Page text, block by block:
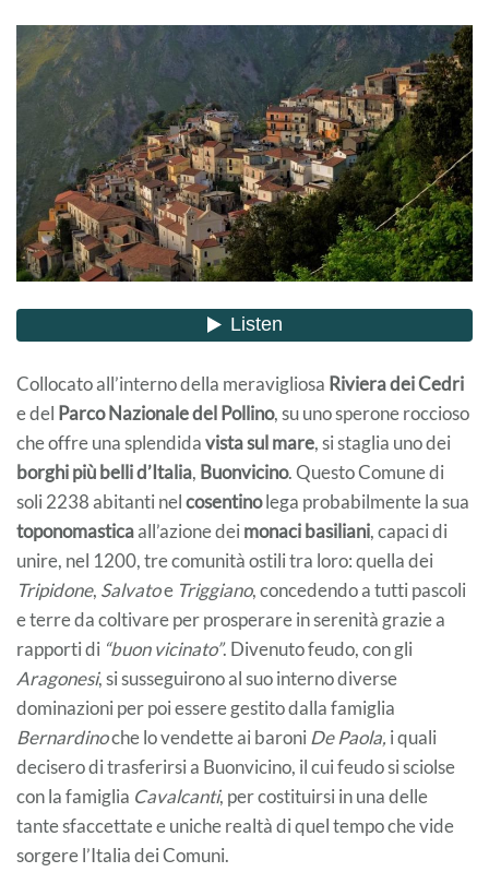
Collocato all’interno della meravigliosa Riviera dei Cedri
e del Parco Nazionale del Pollino, su uno sperone roccioso
che offre una splendidavista sul mare, si staglia uno dei
borghi più belli d’Italia, Buonvicino. Questo Comune di
soli 2238 abitanti nelcosentinolega probabilmente la sua
toponomasticaall’azione dei monaci basiliani, capaci di
unire, nel 1200, tre comunità ostili tra loro: quella dei
Tripidone, Salvatoe Triggiano, concedendo a tutti pascoli
e terre da coltivare per prosperare in serenità grazie a
rapporti di “buon vicinato”. Divenuto feudo, con gli
Aragonesi, si susseguirono al suo interno diverse
dominazioni per poi essere gestito dalla famiglia
Bernardinoche lo vendette ai baroni De Paola, i quali
decisero di trasferirsi a Buonvicino, il cui feudo si sciolse
con la famiglia Cavalcanti, per costituirsi in una delle
tante sfaccettate e uniche realtà di quel tempo che vide
sorgere l’Italia dei Comuni.